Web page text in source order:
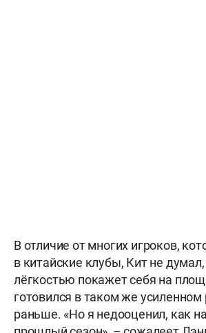
В отличие от многих игроков,
в китайские клубы, Кит не думал,
лёгкостью покажет себя на
готовился в таком же
раньше. «Но я недооценил, как